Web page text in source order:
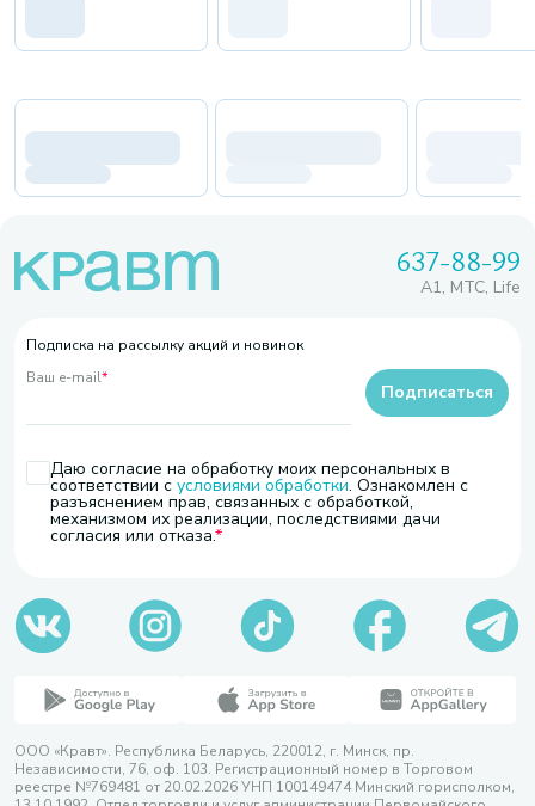
637-88-99
A1, МТС, Life
Подписка на рассылку акций и новинок
Ваш e-mail*
Даю согласие на обработку моих персональных в
соответствии с условиями обработки. Ознакомлен с
разъяснением прав, связанных с обработкой,
механизмом их реализации, последствиями дачи
согласия или отказа.
Подписаться
ООО «Кравт». Республика Беларусь, 220012, г. Минск, пр.
Независимости, 76, оф. 103. Регистрационный номер в Торговом
реестре №769481 от 20.02.2026 УНП 100149474 Минский горисполком,